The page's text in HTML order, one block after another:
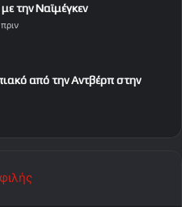
την Ναϊμέγκεν
από την Αντβέρπ στην